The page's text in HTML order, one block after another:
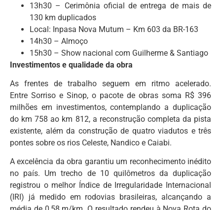
13h30 – Cerimônia oficial de entrega de mais de
130 km duplicados
Local: Inpasa Nova Mutum – Km 603 da BR-163
14h30 – Almoço
15h30 – Show nacional com Guilherme & Santiago
Investimentos e qualidade da obra
As frentes de trabalho seguem em ritmo acelerado.
Entre Sorriso e Sinop, o pacote de obras soma R$ 396
milhões em investimentos, contemplando a duplicação
do km 758 ao km 812, a reconstrução completa da pista
existente, além da construção de quatro viadutos e três
pontes sobre os rios Celeste, Nandico e Caiabi.
A excelência da obra garantiu um reconhecimento inédito
no país. Um trecho de 10 quilômetros da duplicação
registrou o melhor Índice de Irregularidade Internacional
(IRI) já medido em rodovias brasileiras, alcançando a